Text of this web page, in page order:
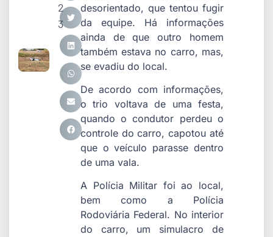
2
3
desorientado, que tentou fugir
da equipe. Há informações
ainda de que outro homem
também estava no carro, mas,
se evadiu do local.
De acordo com informações,
o trio voltava de uma festa,
quando o condutor perdeu o
controle do carro, capotou até
que o veículo parasse dentro
de uma vala.
A Polícia Militar foi ao local,
bem como a Polícia
Rodoviária Federal. No interior
do carro, um simulacro de